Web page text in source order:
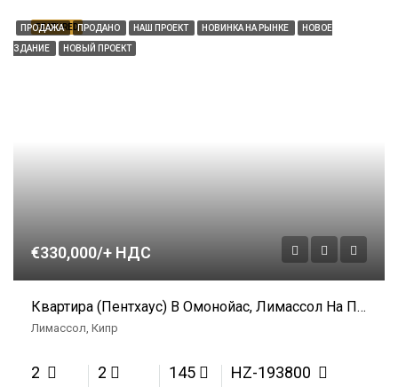
FEATURED
ПРОДАЖА ПРОДАНО НАШ ПРОЕКТ НОВИНКА НА РЫНКЕ НОВОЕ
ЗДАНИЕ НОВЫЙ ПРОЕКТ
€330,000/+ НДС
Квартира (пентхаус) В Омонойас, Лимассол На Продажу
Лимассол, Кипр
2 2 145 HZ-193800